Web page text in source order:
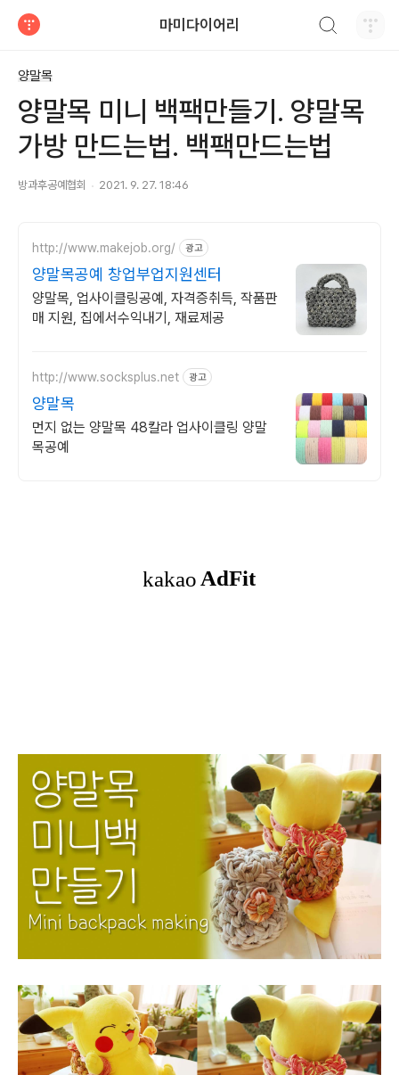
마미다이어리
양말목
양말목 미니 백팩만들기. 양말목
가방 만드는법. 백팩만드는법
방과후공예협회 2021. 9. 27. 18:46
http://www.makejob.org/ 광고
양말목공예 창업부업지원센터
양말목, 업사이클링공예, 자격증취득, 작품판
매 지원, 집에서수익내기, 재료제공
http://www.socksplus.net 광고
양말목
먼지 없는 양말목 48칼라 업사이클링 양말
목공예